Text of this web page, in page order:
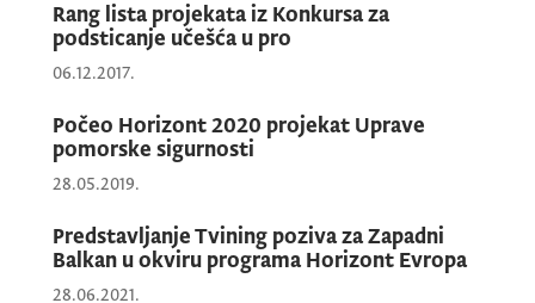
Strengthening Research Careers Through
Capacity Building and Communities of
Practice“
tehnološki park Crne Gore
Renewables Integration into The Grid“-
Univerzitet Crne Gore, d.o.o.BIXBIT Bijelo
Rang lista projekata iz Konkursa za
podsticanje učešća u pro
06.12.2017.
Počeo Horizont 2020 projekat Uprave
pomorske sigurnosti
28.05.2019.
Predstavljanje Tvining poziva za Zapadni
Balkan u okviru programa Horizont Evropa
28.06.2021.